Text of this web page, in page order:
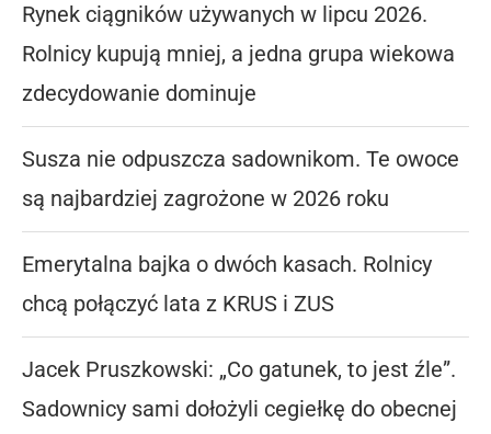
Rynek ciągników używanych w lipcu 2026.
Rolnicy kupują mniej, a jedna grupa wiekowa
zdecydowanie dominuje
Susza nie odpuszcza sadownikom. Te owoce
są najbardziej zagrożone w 2026 roku
Emerytalna bajka o dwóch kasach. Rolnicy
chcą połączyć lata z KRUS i ZUS
Jacek Pruszkowski: „Co gatunek, to jest źle”.
Sadownicy sami dołożyli cegiełkę do obecnej